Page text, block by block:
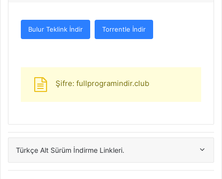
Bulur Teklink İndir Torrentle İndir
Şifre: fullprogramindir.club
Türkçe Alt Sürüm İndirme Linkleri.